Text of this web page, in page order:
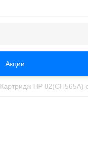
Акции
Картридж HP 82(CH565A)